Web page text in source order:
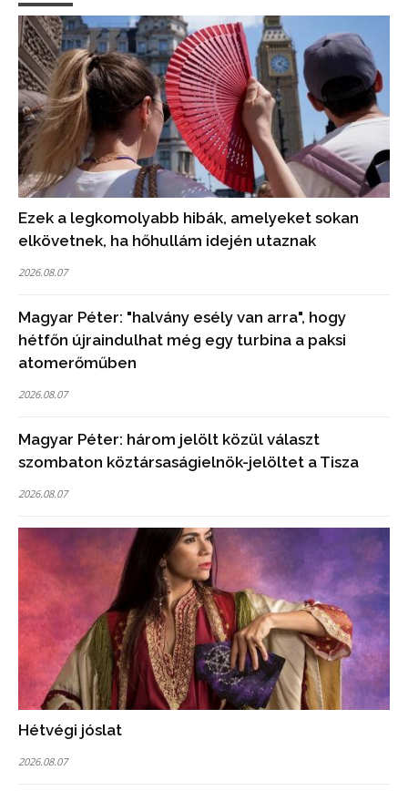
Ezek a legkomolyabb hibák, amelyeket sokan
elkövetnek, ha hőhullám idején utaznak
2026.08.07
Magyar Péter: "halvány esély van arra", hogy
hétfőn újraindulhat még egy turbina a paksi
atomerőműben
2026.08.07
Magyar Péter: három jelölt közül választ
szombaton köztársaságielnök-jelöltet a Tisza
2026.08.07
Hétvégi jóslat
2026.08.07